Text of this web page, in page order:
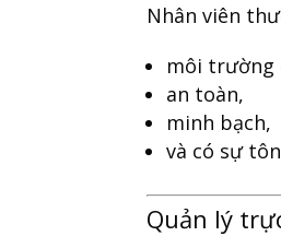
Nhân viên
môi trường
an toàn,
minh bạch,
và có sự
Quản lý